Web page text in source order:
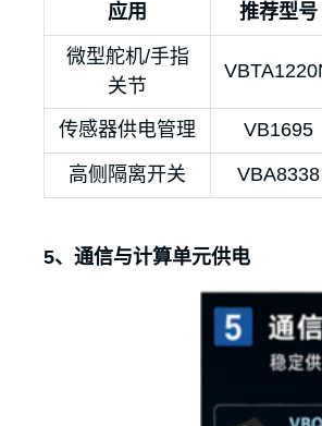
应用 推荐型号
微型舵机/手指
关节
传感器供电管理 VB1695
高侧隔离开关 VBA8338
5、通信与计算单元供电